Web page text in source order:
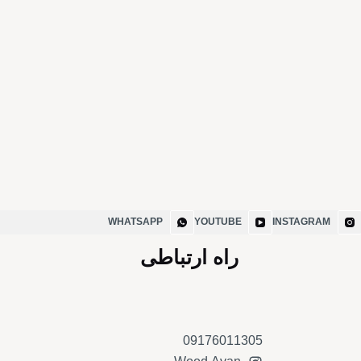
INSTAGRAM
YOUTUBE
WHATSAPP
راه ارتباطی
09176011305